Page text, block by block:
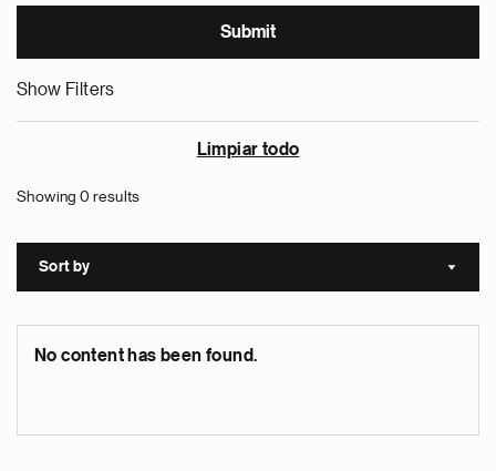
Show Filters
Limpiar todo
Showing 0 results
Sort by Sort
No content has been found.